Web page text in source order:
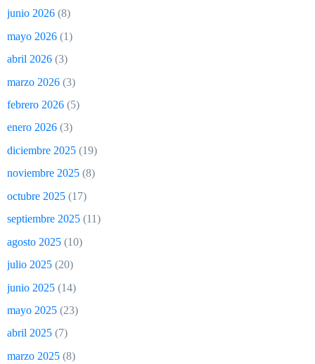
junio 2026 (8)
mayo 2026 (1)
abril 2026 (3)
marzo 2026 (3)
febrero 2026 (5)
enero 2026 (3)
diciembre 2025 (19)
noviembre 2025 (8)
octubre 2025 (17)
septiembre 2025 (11)
agosto 2025 (10)
julio 2025 (20)
junio 2025 (14)
mayo 2025 (23)
abril 2025 (7)
marzo 2025 (8)